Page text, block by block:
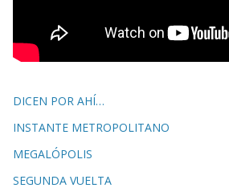
DICEN POR AHÍ…
INSTANTE METROPOLITANO
MEGALÓPOLIS
SEGUNDA VUELTA